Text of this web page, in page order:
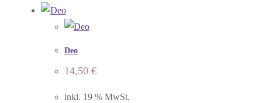
Deo
14,50 €
inkl. 19 % MwSt.